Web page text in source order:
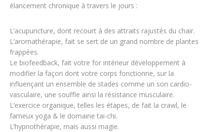
élancement chronique à travers le jours :
L’acupuncture, dont recourt à des attraits rajustés du chair.
L’aromathérapie, fait se sert de un grand nombre de plantes
frappées.
Le biofeedback, fait votre for intérieur développement à
modifier la façon dont votre corps fonctionne, sur la
influençant un ensemble de stades comme un son cardio-
vasculaire, une souffle ainsi la résistance musculaire.
L’exercice organique, telles les étapes, de fait la crawl, le
fameux yoga & le domaine tai-chi.
L’hypnothérapie, mais aussi magie.